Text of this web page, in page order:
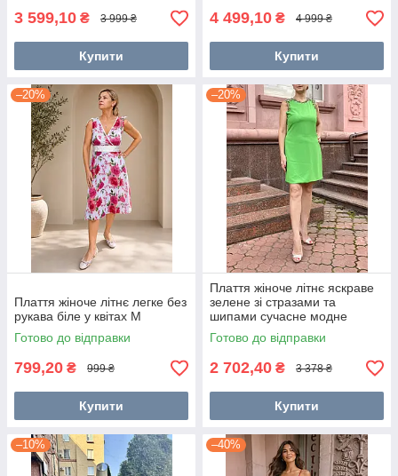
3 599,10 ₴ 3 999 ₴
Купити
4 499,10 ₴ 4 999 ₴
Купити
–20%
Плаття жіноче літнє легке без
рукава біле у квітах M
Готово до відправки
799,20 ₴ 999 ₴
Купити
–20%
Плаття жіноче літнє яскраве
зелене зі стразами та
шипами сучасне модне
Готово до відправки
2 702,40 ₴ 3 378 ₴
Купити
–10% –40%